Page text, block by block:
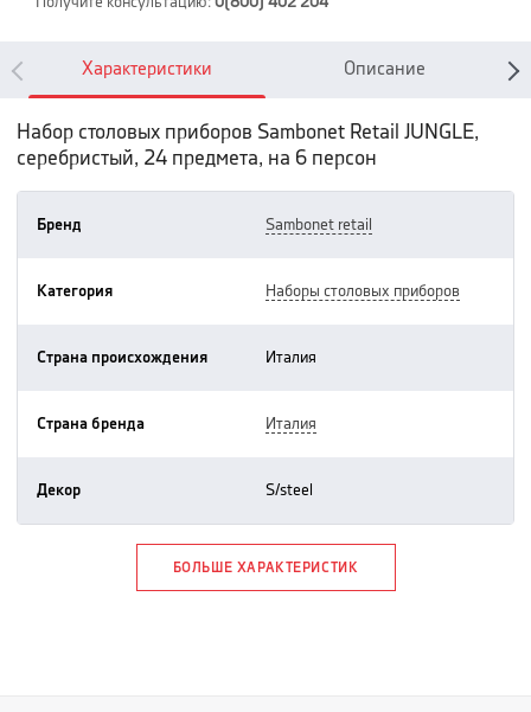
Характеристики Описание
Набор столовых приборов Sambonet Retail JUNGLE,
серебристый, 24 предмета, на 6 персон
Бренд sambonet retail
Категория наборы столовых приборов
Страна происхождения италия
Страна бренда италия
Декор s/steel
БОЛЬШЕ ХАРАКТЕРИСТИК